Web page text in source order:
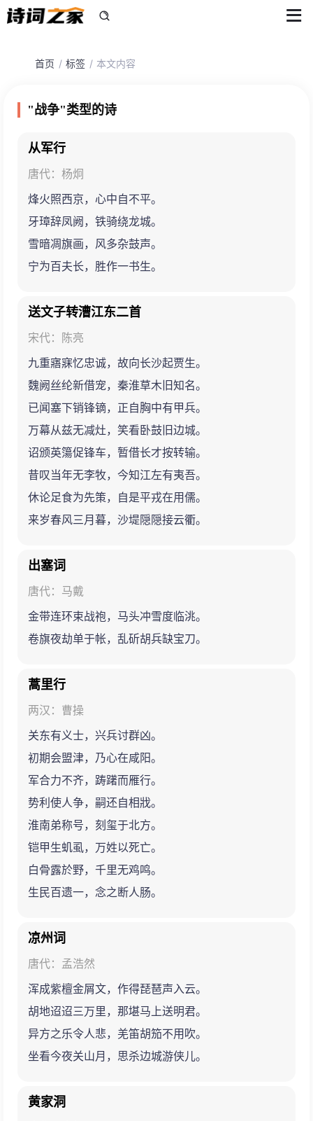
首页 标签 本文内容
"战争"类型的诗
从军行
唐代：杨炯
烽火照西京，心中自不平。
牙璋辞凤阙，铁骑绕龙城。
雪暗凋旗画，风多杂鼓声。
宁为百夫长，胜作一书生。
送文子转漕江东二首
宋代：陈亮
九重寤寐忆忠诚，故向长沙起贾生。
魏阙丝纶新借宠，秦淮草木旧知名。
已闻塞下销锋镝，正自胸中有甲兵。
万幕从兹无减灶，笑看卧鼓旧边城。
诏颁英簜促锋车，暂借长才按转输。
昔叹当年无李牧，今知江左有夷吾。
休论足食为先策，自是平戎在用儒。
来岁春风三月暮，沙堤隠隠接云衢。
出塞词
唐代：马戴
金带连环束战袍，马头冲雪度临洮。
卷旗夜劫单于帐，乱斫胡兵缺宝刀。
蒿里行
两汉：曹操
关东有义士，兴兵讨群凶。
初期会盟津，乃心在咸阳。
军合力不齐，踌躇而雁行。
势利使人争，嗣还自相戕。
淮南弟称号，刻玺于北方。
铠甲生虮虱，万姓以死亡。
白骨露於野，千里无鸡鸣。
生民百遗一，念之断人肠。
凉州词
唐代：孟浩然
浑成紫檀金屑文，作得琵琶声入云。
胡地迢迢三万里，那堪马上送明君。
异方之乐令人悲，羌笛胡笳不用吹。
坐看今夜关山月，思杀边城游侠儿。
黄家洞